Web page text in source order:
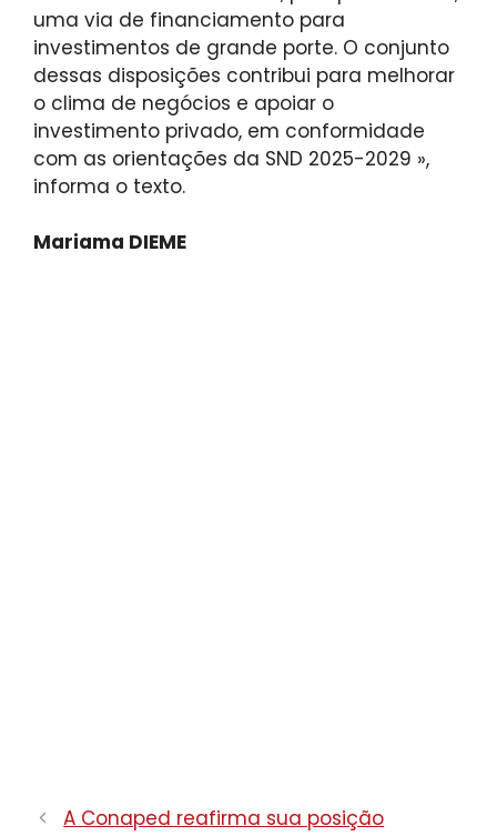
uma via de financiamento para
investimentos de grande porte. O conjunto
dessas disposições contribui para melhorar
o clima de negócios e apoiar o
investimento privado, em conformidade
com as orientações da SND 2025-2029 »,
informa o texto.
Mariama DIEME
A Conaped reafirma sua posição